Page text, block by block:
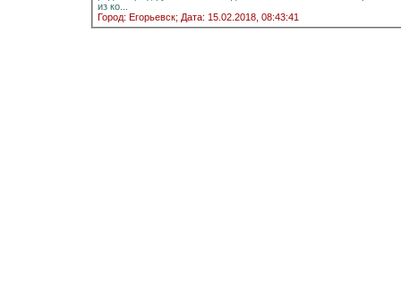
из ко...
Город: Егорьевск; Дата: 15.02.2018, 08:43:41